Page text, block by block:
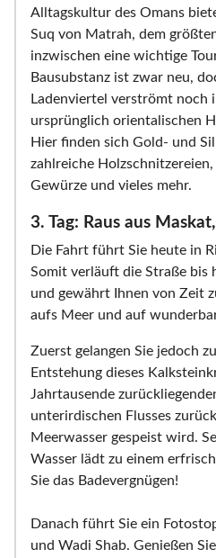
Alltagskultur des Omans
Suq von Matrah, dem
inzwischen eine wichtige
Bausubstanz ist zwar neu,
Ladenviertel verströmt noch
ursprünglich orientalischen
Hier finden sich Gold- und
zahlreiche
Gewürze und vieles mehr.
3. Tag: Raus aus
Die Fahrt führt Sie heute in
Somit verläuft die Straße bis
und gewährt Ihnen von Zeit
aufs Meer und auf
Zuerst gelangen Sie jedoch
Entstehung dieses
Jahrtausende
unterirdischen Flusses
Meerwasser gespeist wird.
Wasser lädt zu einem
Sie das Badevergnügen!
Danach führt Sie ein
und Wadi Shab. Genießen